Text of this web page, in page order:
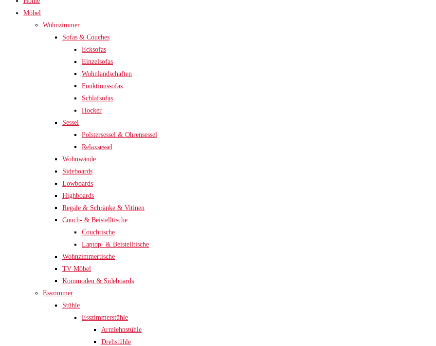
Möbel
Wohnzimmer
Sofas & Couches
Ecksofas
Einzelsofas
Wohnlandschaften
Funktionssofas
Schlafsofas
Hocker
Sessel
Polstersessel & Ohrensessel
Relaxsessel
Wohnwände
Sideboards
Lowboards
Highboards
Regale & Schränke & Vitinen
Couch- & Beistelltische
Couchtische
Laptop- & Beistelltische
Wohnzimmertische
TV Möbel
Kommoden & Sideboards
Esszimmer
Stühle
Esszimmerstühle
Armlehnstühle
Drehstühle